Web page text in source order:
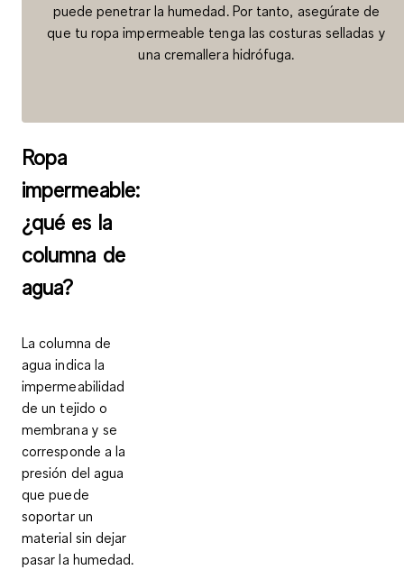
puede penetrar la humedad. Por tanto, asegúrate de
que tu ropa impermeable tenga las costuras selladas y
una cremallera hidrófuga.
Ropa
impermeable:
¿qué es la
columna de
agua?
La columna de
agua indica la
impermeabilidad
de un tejido o
membrana y se
corresponde ala
presión del agua
que puede
soportar un
material sin dejar
pasar la humedad.